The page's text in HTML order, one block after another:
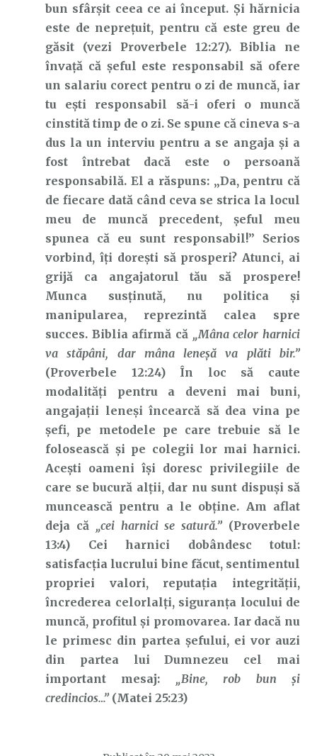
bun sfârșit ceea ce ai început. Și hărnicia
este de neprețuit, pentru că este greu de
găsit (vezi Proverbele 12:27). Biblia ne
învață că șeful este responsabil să ofere
un salariu corect pentru o zi de muncă, iar
tu ești responsabil să-i oferi o muncă
cinstită timp de o zi. Se spune că cineva s-a
dus la un interviu pentru a se angaja și a
fost întrebat dacă este o persoană
responsabilă. El a răspuns: „Da, pentru că
de fiecare dată când ceva se strica la locul
meu de muncă precedent, șeful meu
spunea că eu sunt responsabil!” Serios
vorbind, îți dorești să prosperi? Atunci, ai
grijă ca angajatorul tău să prospere!
Munca susținută, nu politica și
manipularea, reprezintă calea spre
succes. Biblia afirmă că „Mâna celor harnici
va stăpâni, dar mâna leneşă va plăti bir.”
(Proverbele 12:24) În loc să caute
modalități pentru a deveni mai buni,
angajații leneși încearcă să dea vina pe
șefi, pe metodele pe care trebuie să le
folosească și pe colegii lor mai harnici.
Acești oameni își doresc privilegiile de
care se bucură alții, dar nu sunt dispuși să
muncească pentru a le obține. Am aflat
deja că „cei harnici se satură.” (Proverbele
13:4) Cei harnici dobândesc totul:
satisfacția lucrului bine făcut, sentimentul
propriei valori, reputația integrității,
încrederea celorlalți, siguranța locului de
muncă, profitul și promovarea. Iar dacă nu
le primesc din partea șefului, ei vor auzi
din partea lui Dumnezeu cel mai
important mesaj: „Bine, rob bun și
credincios…” (Matei 25:23)